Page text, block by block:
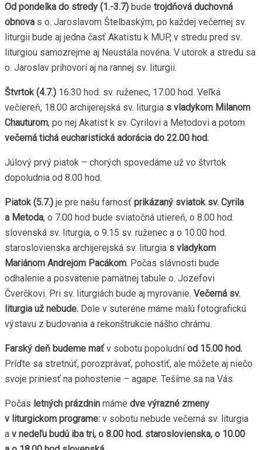
Od pondelka do stredy (1.-3.7) bude trojdňová duchovná
obnova s o. Jaroslavom Štelbaským, po každej večernej sv.
liturgii bude aj jedna časť Akatistu k MUP, v stredu pred sv.
liturgiou samozrejme aj Neustála novéna. V utorok a stredu sa
o. Jaroslav prihovorí aj na rannej sv. liturgii.
Štvrtok (4.7.) 16.30 hod. sv. ruženec, 17.00 hod. Veľká
večiereň, 18.00 archijerejská sv. liturgia s vladykom Milanom
Chauturom, po nej Akatist k sv. Cyrilovi a Metodovi a potom
večerná tichá eucharistická adorácia do 22.00 hod.
Júlový prvý piatok – chorých spovedáme už vo štvrtok
dopoludnia od 8.00 hod.
Piatok (5.7.) je pre našu farnosť prikázaný sviatok sv. Cyrila
a Metoda, o 7.00 hod bude sviatočná utiereň, o 8.00 hod.
slovenská sv. liturgia, o 9.15 sv. ruženec a o 10.00 hod.
staroslovienska archijerejská sv. liturgia s vladykom
Mariánom Andrejom Pacákom. Počas slávnosti bude
odhalenie a posvätenie pamätnej tabule o. Jozefovi
Čverčkovi. Pri sv. liturgiách bude aj myrovanie. Večerná sv.
liturgia už nebude. Dole v suteréne máme malú fotografickú
výstavu z budovania a rekonštrukcie nášho chrámu.
Farský deň budeme maťv sobotu popoludníod 15.00 hod.
Príďte sa stretnúť, porozprávať, pohostiť, ale môžete aj niečo
svoje priniesť na pohostenie – agape. Tešíme sa na Vás.
Počas letných prázdnin máme dve výrazné zmeny
v liturgickom programe: v sobotu nebude večerná sv. liturgia
a v nedeľu budú iba tri, o 8.00 hod. staroslovienska, o 10.00